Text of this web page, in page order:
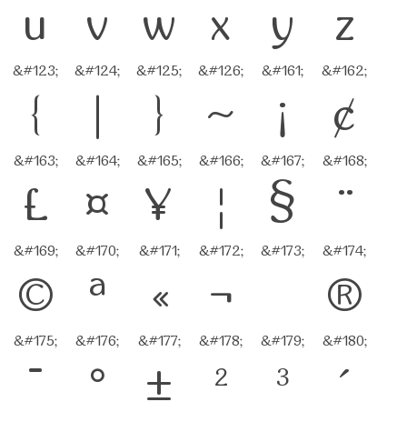
u v w x y z
&#123;
{
&#124; &#125;
}
&#126;
~
&#161;
¡
&#162;
¢
&#163;
£
&#164;
¤
&#165;
¥
&#166;
¦
&#167;
§
&#168;
¨
&#169;
©
&#170;
ª
&#171;
«
&#172;
¬
&#173; &#174;
®
&#175;
¯
&#176;
°
&#177;
±
&#178;
²
&#179;
³
&#180;
´